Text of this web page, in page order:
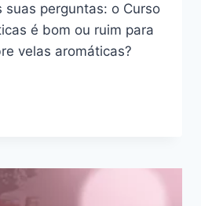
suas perguntas: o Curso
é bom ou ruim para
velas aromáticas?